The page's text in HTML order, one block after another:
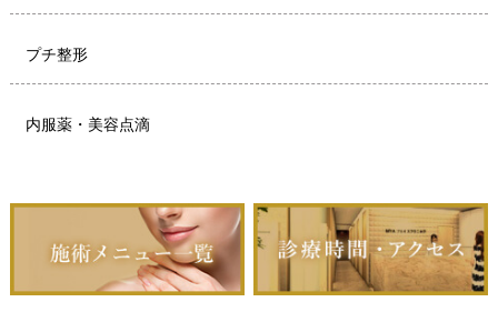
プチ整形
内服薬・美容点滴